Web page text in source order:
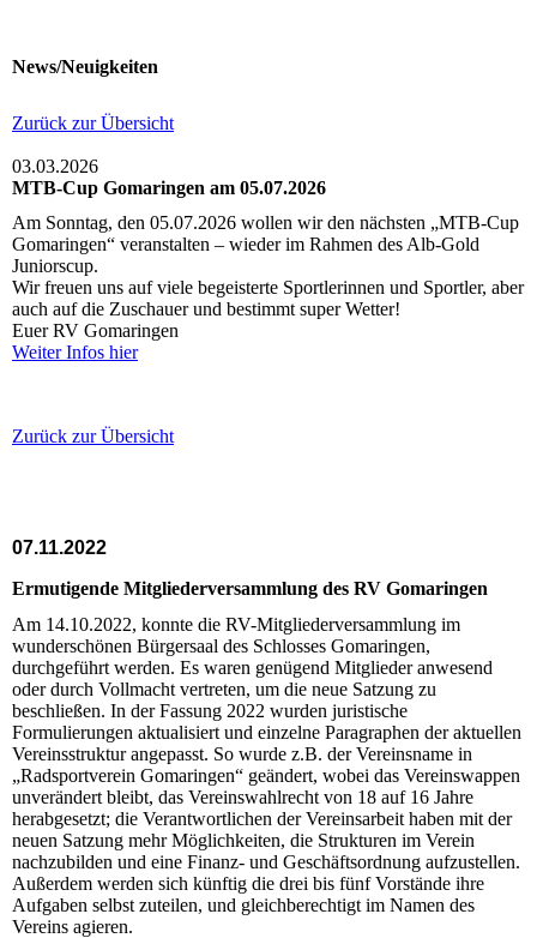
News/Neuigkeiten
Zurück zur Übersicht
03.03.2026
MTB-Cup Gomaringen am 05.07.2026
Am Sonntag, den 05.07.2026 wollen wir den nächsten „MTB-Cup
Gomaringen“ veranstalten – wieder im Rahmen des Alb-Gold
Juniorscup.
Wir freuen uns auf viele begeisterte Sportlerinnen und Sportler, aber
auch auf die Zuschauer und bestimmt super Wetter!
Euer RV Gomaringen
Weiter Infos hier
Zurück zur Übersicht
07.11.2022
Ermutigende Mitgliederversammlung des RV Gomaringen
Am 14.10.2022, konnte die RV-Mitgliederversammlung im
wunderschönen Bürgersaal des Schlosses Gomaringen,
durchgeführt werden. Es waren genügend Mitglieder anwesend
oder durch Vollmacht vertreten, um die neue Satzung zu
beschließen. In der Fassung 2022 wurden juristische
Formulierungen aktualisiert und einzelne Paragraphen der aktuellen
Vereinsstruktur angepasst. So wurde z.B. der Vereinsname in
„Radsportverein Gomaringen“ geändert, wobei das Vereinswappen
unverändert bleibt, das Vereinswahlrecht von 18 auf 16 Jahre
herabgesetzt; die Verantwortlichen der Vereinsarbeit haben mit der
neuen Satzung mehr Möglichkeiten, die Strukturen im Verein
nachzubilden und eine Finanz- und Geschäftsordnung aufzustellen.
Außerdem werden sich künftig die drei bis fünf Vorstände ihre
Aufgaben selbst zuteilen, und gleichberechtigt im Namen des
Vereins agieren.